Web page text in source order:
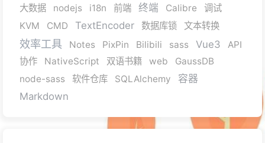
大数据 nodejs i18n 前端 终端 Calibre
调试
KVM
CMD TextEncoder 数据库锁 文本转换
效率工具 Notes PixPin Bilibili sass Vue3
API
协作
NativeScript 双语书籍 web
GaussDB
node-sass
软件仓库 SQLAlchemy
容器
Markdown